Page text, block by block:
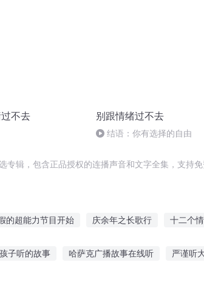
不去 别跟情绪过不去
结语：你有选择的自由
辑，包含正品授权的连播声音和文字全集，支持
的超能力节目开始 庆余年之长歌行 十二个
子听的故事 哈萨克广播故事在线听 严谨听